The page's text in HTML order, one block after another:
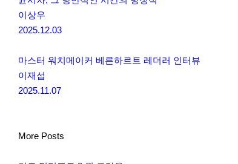
이상우
2025.12.03
마스터 워치메이커 베른하르트 레더러 인터뷰
이재섭
2025.11.07
More Posts